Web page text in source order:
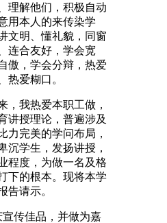
理解他们，积极自动
用本人的来传染学
文明、懂礼貌，同窗
连合友好，学会宽
傲，学会分辩，热爱
热爱糊口。
我热爱本职工做，
讲授理论，普遍涉及
力完美的学问布局，
沉学生，发扬讲授，
程度，为做一名及格
下的根本。现将本学
告请示。
传佳品，并做为嘉